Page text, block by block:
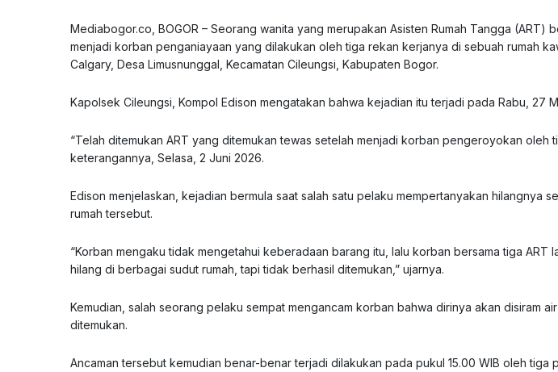
Mediabogor.co, BOGOR – Seorang wanita yang merupakan Asisten Rumah Tangga (ART)
menjadi korban penganiayaan yang dilakukan oleh tiga rekan kerjanya di sebuah rumah
Calgary, Desa Limusnunggal, Kecamatan Cileungsi, Kabupaten Bogor.
Kapolsek Cileungsi, Kompol Edison mengatakan bahwa kejadian itu terjadi pada Rabu, 27
“Telah ditemukan ART yang ditemukan tewas setelah menjadi korban pengeroyokan oleh
keterangannya, Selasa, 2 Juni 2026.
Edison menjelaskan, kejadian bermula saat salah satu pelaku mempertanyakan hilangnya
rumah tersebut.
“Korban mengaku tidak mengetahui keberadaan barang itu, lalu korban bersama tiga ART
hilang di berbagai sudut rumah, tapi tidak berhasil ditemukan,” ujarnya.
Kemudian, salah seorang pelaku sempat mengancam korban bahwa dirinya akan disiram
ditemukan.
Ancaman tersebut kemudian benar-benar terjadi dilakukan pada pukul 15.00 WIB oleh tiga